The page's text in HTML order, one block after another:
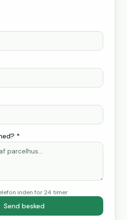
*
inden for 24 timer
Send besked